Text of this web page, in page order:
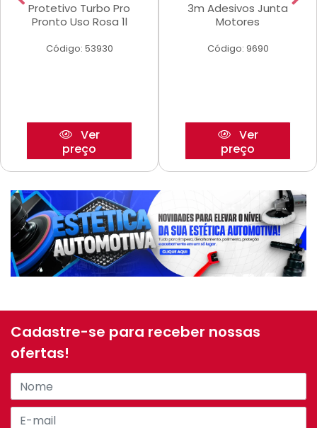
Protetivo Turbo Pro
Pronto Uso Rosa 1l
Código: 53930
Ver
preço
3m Adesivos Junta
Motores
Código: 9690
Ver
preço
Cadastre-se para receber nossas
ofertas!